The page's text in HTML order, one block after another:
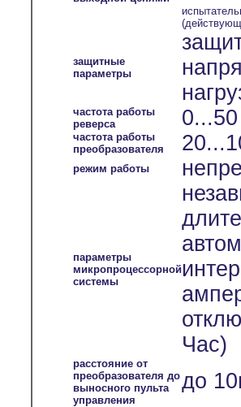
защитные
параметры
частота работы
реверса
частота работы
преобразователя
режим работы
параметры
микропроцессорной
системы
Час)
расстояние от
преобразователя до
выносного пульта
управления
до